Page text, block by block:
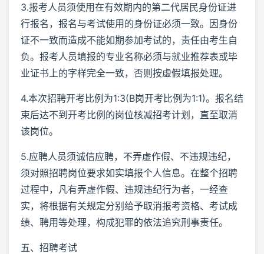
3.报考人员须使用在有效期内的第二代居民身份证进
行报名，报名与考试使用的身份证必须一致。因身份
证不一致而造成不能如期参加考试的，责任由考生自
负。报考人员填报的专业名称必须与就业推荐表或毕
业证书上的字样完全一致，否则按虚假填报处理。
4.本次招聘开考比例为1:3(B岗开考比例为1:1)。报名结
束后达不到开考比例的岗位核减招考计划，直至取消
该岗位。
5.应聘人员须诚信应聘，不弄虚作假、不违规违纪，
须对照招聘岗位要求如实填报个人信息。在整个招聘
过程中，凡有弄虚作假、违规违纪行为者，一经查
实，将根据有关规定分别给予取消报考资格、考试成
绩、聘用等处理，构成犯罪的依法追究刑事责任。
五、招聘考试